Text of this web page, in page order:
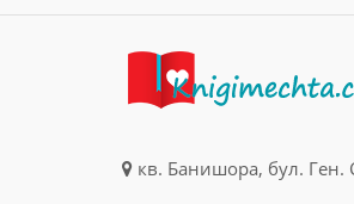
кв. Банишора, бул. Ген.